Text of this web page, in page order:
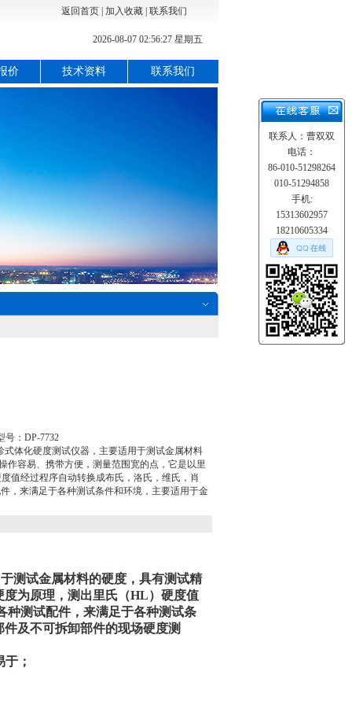
返回首页| 加入收藏| 联系我们
2026-08-07 02:56:28 星期五
价 技术资料 联系我们
号：DP-7732
式体化硬度测试仪器，主要适用于测试金属材料
作容易、携带方便，测量范围宽的点，它是以里
值经过程序自动转换成布氏，洛氏，维氏，肖
，来满足于各种测试条件和环境，主要适用于金
测试金属材料的硬度，具有测试精
为原理，测出里氏（HL）硬度值
种测试配件，来满足于各种测试条
及不可拆卸部件的现场硬度测
；
联系人：曹双双
电话：
86-010-51298264
010-51294858
手机:
15313602957
18210605334